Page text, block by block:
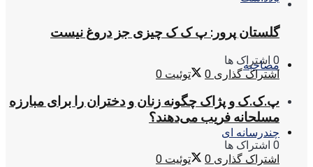
مصاحبه
چندرسانه ای
گلستان پرور: پ ک ک چیزی جز دروغ نیست
0 اشتراک ها
اشتراک گذاری 0 توئیت 0
پ.ک.ک و پژاک چگونه زنان و دختران را برای مبارزه
مسلحانه فریب می‌دهند؟
0 اشتراک ها
اشتراک گذاری 0 توئیت 0